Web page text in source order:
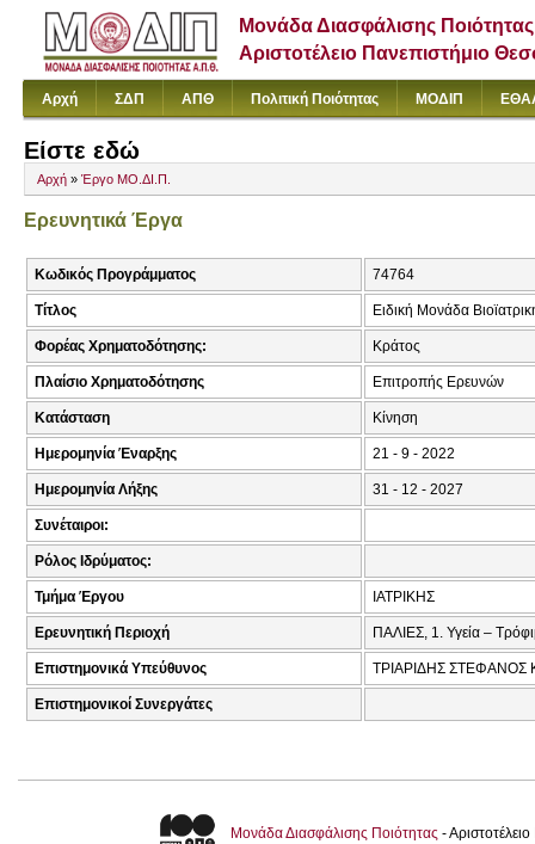
Μονάδα Διασφάλισης Ποιότητας
Αριστοτέλειο Πανεπιστήμιο
Αρχή ΣΔΠ ΑΠΘ Πολιτική Ποιότητας ΜΟΔΙΠ
Είστε εδώ
Αρχή » Έργο ΜΟ.ΔΙ.Π.
Ερευνητικά Έργα
Κωδικός Προγράμματος 74764
Τίτλος Ειδική Μονάδα
Φορέας Χρηματοδότησης: Κράτος
Πλαίσιο Χρηματοδότησης Επιτροπής Ερευνών
Κατάσταση Κίνηση
Ημερομηνία Έναρξης 21 - 9 - 2022
Ημερομηνία Λήξης 31 - 12 - 2027
Συνέταιροι:
Ρόλος Ιδρύματος:
Τμήμα Έργου ΙΑΤΡΙΚΗΣ
Ερευνητική Περιοχή ΠΑΛΙΕΣ, 1. Υγεία –
Επιστημονικά Υπεύθυνος ΤΡΙΑΡΙΔΗΣ ΣΤΕΦΑΝΟΣ
Επιστημονικοί Συνεργάτες
Μονάδα Διασφάλισης Ποιότητας -